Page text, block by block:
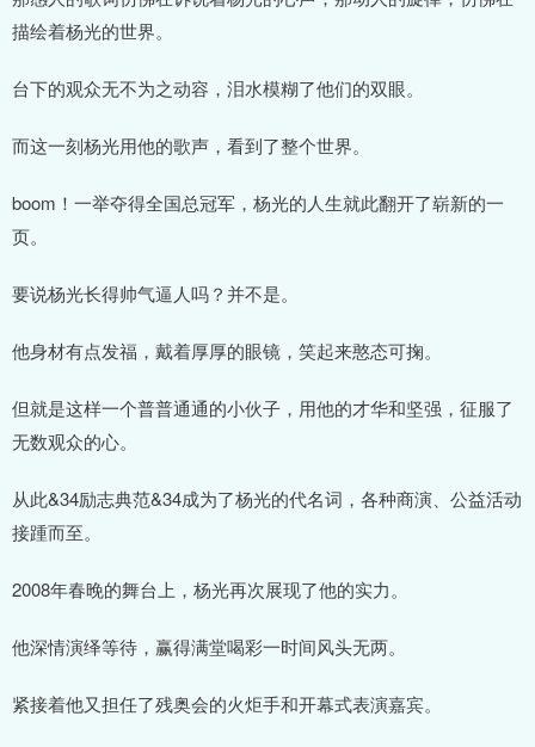
描绘着杨光的世界。
台下的观众无不为之动容，泪水模糊了他们的双眼。
而这一刻杨光用他的歌声，看到了整个世界。
boom！一举夺得全国总冠军，杨光的人生就此翻开了崭新的一
页。
要说杨光长得帅气逼人吗？并不是。
他身材有点发福，戴着厚厚的眼镜，笑起来憨态可掬。
但就是这样一个普普通通的小伙子，用他的才华和坚强，征服了
无数观众的心。
从此&34励志典范&34成为了杨光的代名词，各种商演、公益活动
接踵而至。
2008年春晚的舞台上，杨光再次展现了他的实力。
他深情演绎等待，赢得满堂喝彩一时间风头无两。
紧接着他又担任了残奥会的火炬手和开幕式表演嘉宾。